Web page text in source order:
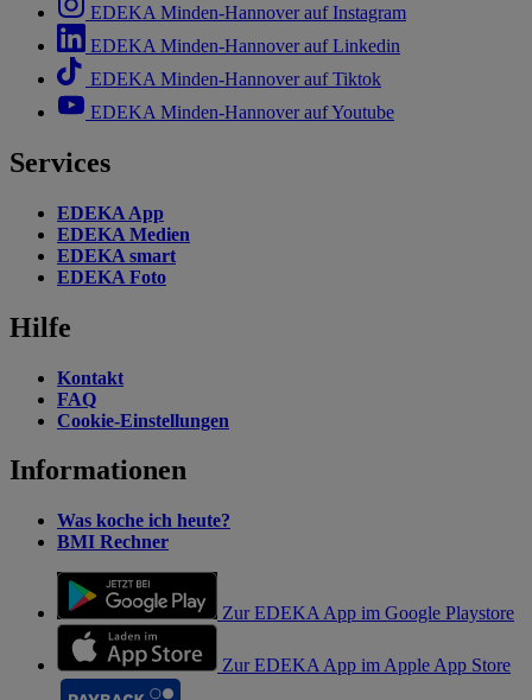
EDEKA Minden-Hannover auf Instagram
EDEKA Minden-Hannover auf Linkedin
EDEKA Minden-Hannover auf Tiktok
EDEKA Minden-Hannover auf Youtube
Services
EDEKA App
EDEKA Medien
EDEKA smart
EDEKA Foto
Hilfe
Kontakt
FAQ
Cookie-Einstellungen
Informationen
Was koche ich heute?
BMI Rechner
Zur EDEKA App im Google Playstore
Zur EDEKA App im Apple App Store